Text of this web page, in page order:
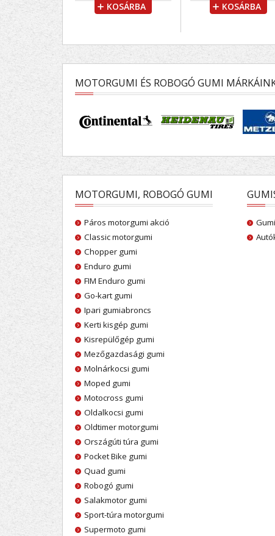
KOSÁRBA KOSÁRBA
MOTORGUMI ÉS ROBOGÓ GUMI
MOTORGUMI, ROBOGÓ GUMI
Páros motorgumi akció
Classic motorgumi
Chopper gumi
Enduro gumi
FIM Enduro gumi
Go-kart gumi
Ipari gumiabroncs
Kerti kisgép gumi
Kisrepülőgép gumi
Mezőgazdasági gumi
Molnárkocsi gumi
Moped gumi
Motocross gumi
Oldalkocsi gumi
Oldtimer motorgumi
Országúti túra gumi
Pocket Bike gumi
Quad gumi
Robogó gumi
Salakmotor gumi
Sport-túra motorgumi
Supermoto gumi